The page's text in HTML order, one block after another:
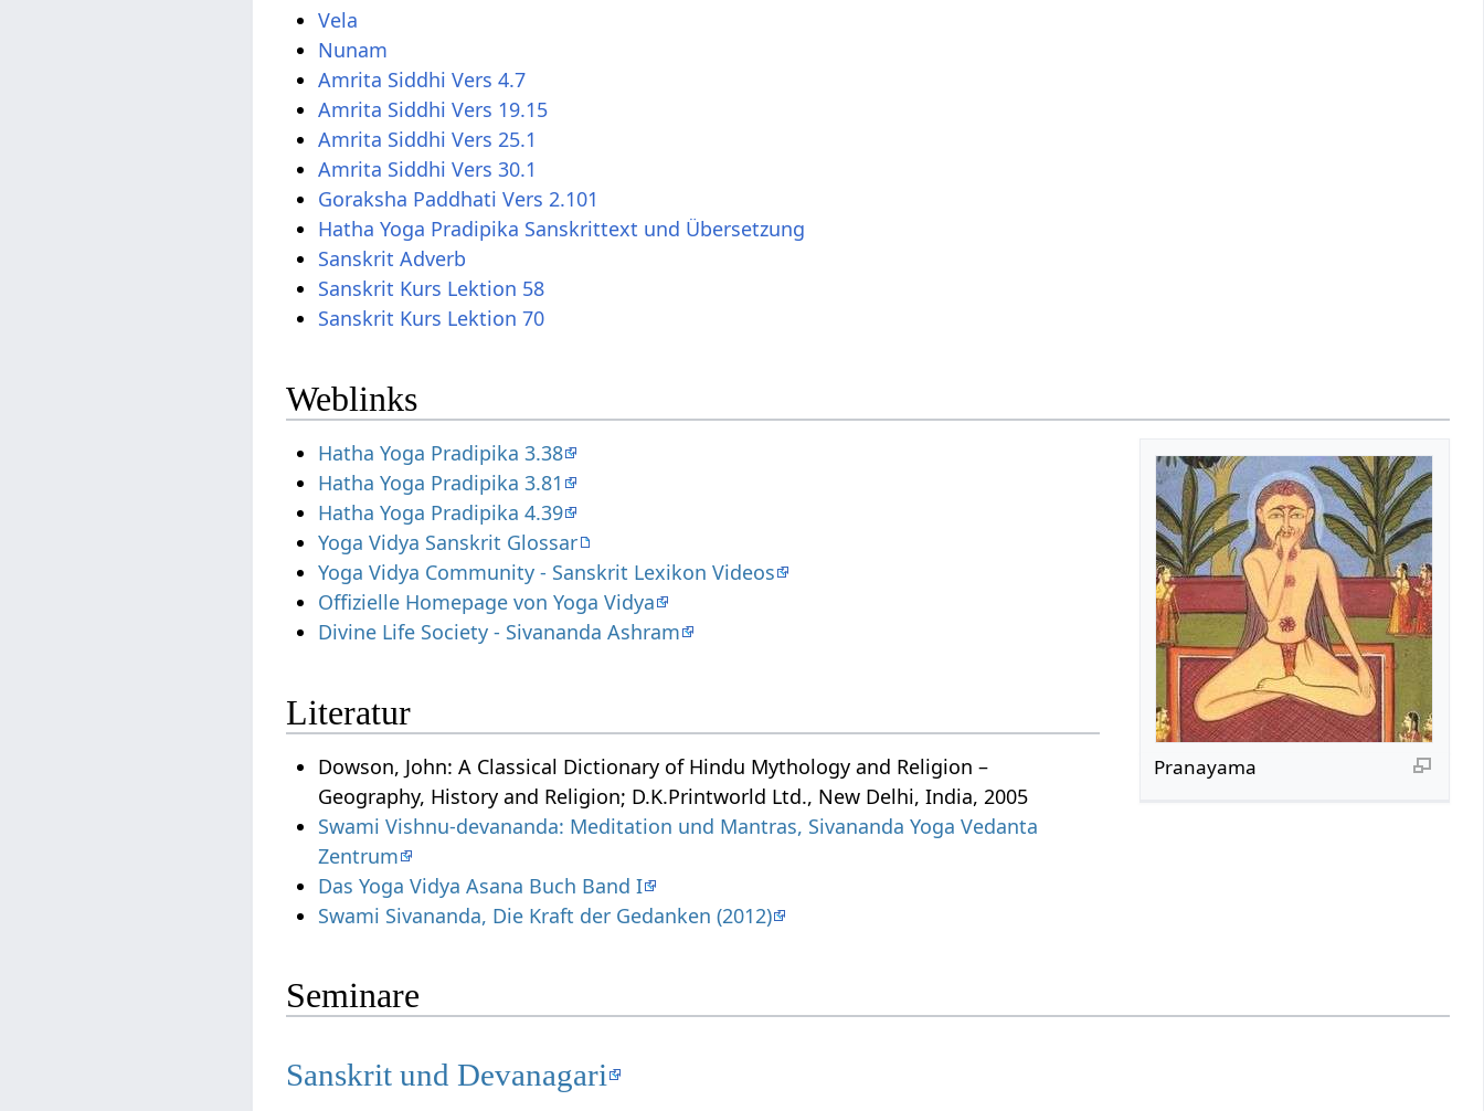
Vela
Nunam
Amrita Siddhi Vers 4.7
Amrita Siddhi Vers 19.15
Amrita Siddhi Vers 25.1
Amrita Siddhi Vers 30.1
Goraksha Paddhati Vers 2.101
Hatha Yoga Pradipika Sanskrittext und Übersetzung
Sanskrit Adverb
Sanskrit Kurs Lektion 58
Sanskrit Kurs Lektion 70
Weblinks
Pranayama
Hatha Yoga Pradipika 3.38
Hatha Yoga Pradipika 3.81
Hatha Yoga Pradipika 4.39
Yoga Vidya Sanskrit Glossar
Yoga Vidya Community - Sanskrit Lexikon Videos
Offizielle Homepage von Yoga Vidya
Divine Life Society - Sivananda Ashram
Literatur
Dowson, John: A Classical Dictionary of Hindu Mythology and Religion –
Geography, History and Religion; D.K.Printworld Ltd., New Delhi, India, 2005
Swami Vishnu-devananda: Meditation und Mantras, Sivananda Yoga Vedanta
Zentrum
Das Yoga Vidya Asana Buch Band I
Swami Sivananda, Die Kraft der Gedanken (2012)
Seminare
Sanskrit und Devanagari